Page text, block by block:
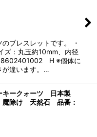
ブレスレットです。 ・
ズ：丸玉約10mm、内径
H ※個体に
が違います。…
キークォーツ 日本製
除け 天然石 品番：